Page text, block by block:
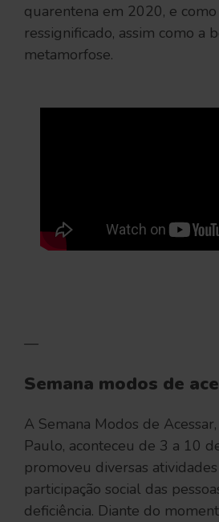
quarentena em 2020, e
ressignificado, assim como a
metamorfose.
—
Semana modos de
A Semana Modos de
Paulo, aconteceu de 3 a 10
promoveu diversas
participação social das
deficiência. Diante do